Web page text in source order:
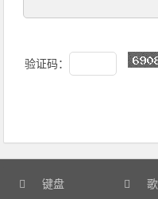
验证码：
键盘